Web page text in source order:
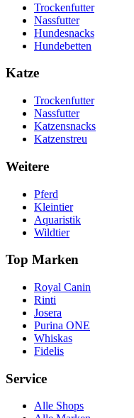
Trockenfutter
Nassfutter
Hundesnacks
Hundebetten
Katze
Trockenfutter
Nassfutter
Katzensnacks
Katzenstreu
Weitere
Pferd
Kleintier
Aquaristik
Wildtier
Top Marken
Royal Canin
Rinti
Josera
Purina ONE
Whiskas
Fidelis
Service
Alle Shops